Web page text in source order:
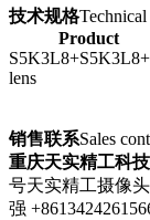
技术规格
Product
lens
销售联系Sales
重庆天实精工科
号天实精工摄像
强